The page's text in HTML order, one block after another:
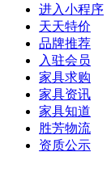
进入小程序
天天特价
品牌推荐
入驻会员
家具求购
家具资讯
家具知道
胜芳物流
资质公示